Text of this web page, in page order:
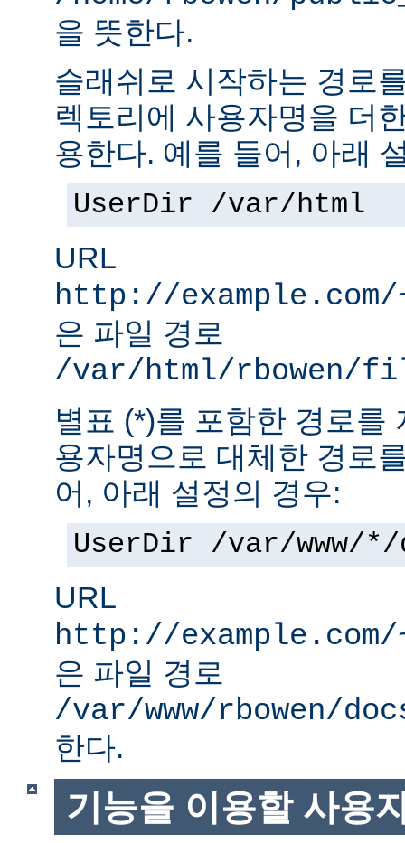
을 뜻한다.
슬래쉬로 시작하는 경로
렉토리에 사용자명을 더
용한다. 예를 들어, 아래
UserDir /var/html
URL
http://
은 파일 경로
/var/html/rbowen/
별표 (*)를 포함한 경로를
용자명으로 대체한 경로
어, 아래 설정의 경우:
UserDir /var/www/*/
URL
http://
은 파일 경로
/var/www/rbowen/
한다.
기능을 이용할 사용